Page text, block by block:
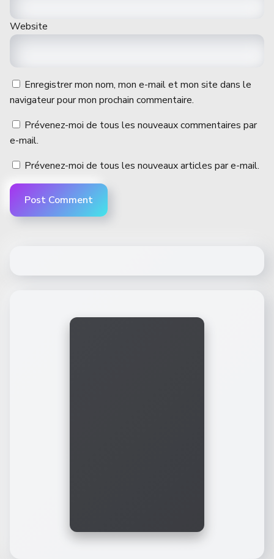
Website
Enregistrer mon nom, mon e-mail et mon site dans le
navigateur pour mon prochain commentaire.
Prévenez-moi de tous les nouveaux commentaires par
e-mail.
Prévenez-moi de tous les nouveaux articles par e-mail.